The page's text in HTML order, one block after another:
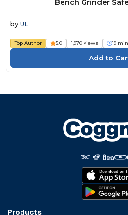
Bench Grinder
by UL
Top Author 5.0 1,970 views 19 min
Products